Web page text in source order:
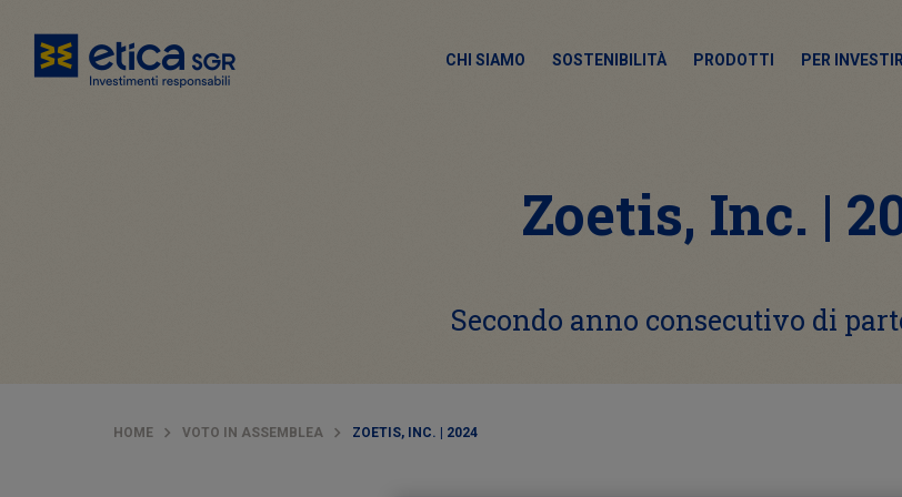
CHI SIAMO SOSTENIBILITÀ PRODOTTI PER
Zoetis, Inc. |
Secondo anno consecutivo di
HOME VOTO IN ASSEMBLEA ZOETIS, INC. | 2024